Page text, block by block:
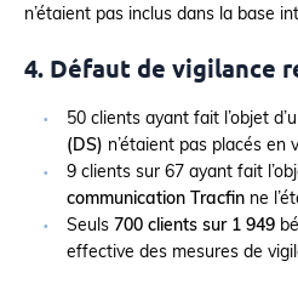
n’étaient pas inclus dans la base
4. Défaut de vigilance
50 clients ayant fait l’objet
(DS) n’étaient pas placés en
9 clients sur 67 ayant fait
communication Tracfin ne
Seuls 700 clients sur 1 949
effective des mesures de